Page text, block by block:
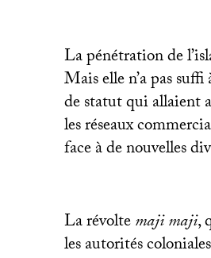
La pénétration de
Mais elle n’a pas
de statut qui allaient
les réseaux
face à de nouvelles
La révoltemaji maji,
les autorités